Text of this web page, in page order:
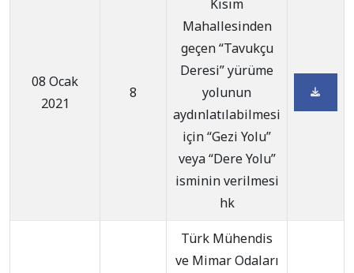
08 Ocak
2021
8
Kısım
Mahallesinden
geçen “Tavukçu
Deresi” yürüme
yolunun
aydınlatılabilmesi
için “Gezi Yolu”
veya “Dere Yolu”
isminin verilmesi
hk
Türk Mühendis
ve Mimar Odaları